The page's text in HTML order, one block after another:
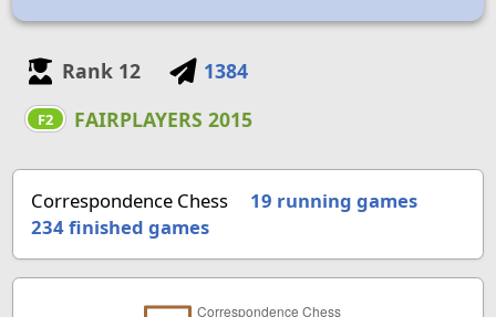
Rank 12 1384
F2 FAIRPLAYERS 2015
Correspondence Chess
19 running games
234finished games